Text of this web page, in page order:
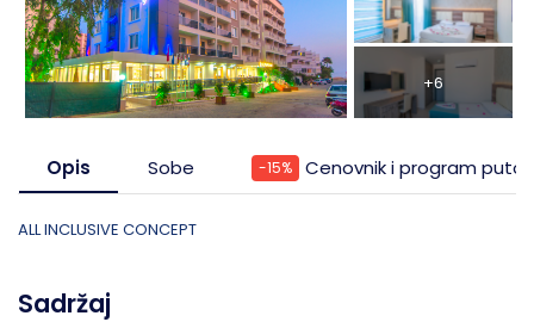
+6
Opis Sobe Cenovnik i program
-15%
ALL INCLUSIVE CONCEPT
Sadržaj
Pefkohori- Glarokavos
Possidi
Siviri
Solunska regija
Evia, ostrvo
Trakija
Jonska obala
Lefkada, ostrvo
Ribarska Banja
Banja Vrujci
Sijarinska Banja
Gamzigradska Banja
Sokobanja
Topola
Tumane